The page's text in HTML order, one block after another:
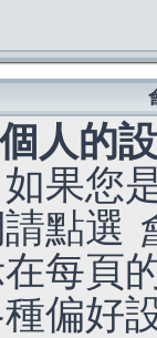
人的
果您
點選
每頁
偏好